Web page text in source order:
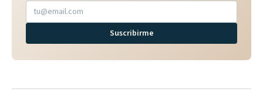
Suscribirme